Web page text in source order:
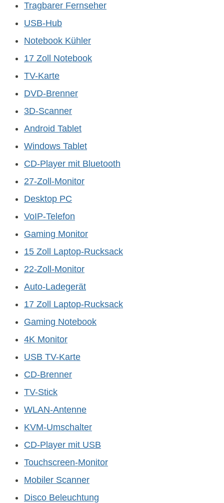
Tragbarer Fernseher
USB-Hub
Notebook Kühler
17 Zoll Notebook
TV-Karte
DVD-Brenner
3D-Scanner
Android Tablet
Windows Tablet
CD-Player mit Bluetooth
27-Zoll-Monitor
Desktop PC
VoIP-Telefon
Gaming Monitor
15 Zoll Laptop-Rucksack
22-Zoll-Monitor
Auto-Ladegerät
17 Zoll Laptop-Rucksack
Gaming Notebook
4K Monitor
USB TV-Karte
CD-Brenner
TV-Stick
WLAN-Antenne
KVM-Umschalter
CD-Player mit USB
Touchscreen-Monitor
Mobiler Scanner
Disco Beleuchtung